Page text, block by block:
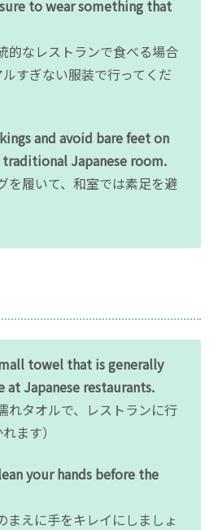
to wear something that
的なレストランで食べる場合
すぎない服装で行ってくだ
and avoid bare feet on
Japanese room.
を履いて、和室では素足を避
towel that is generally
Japanese restaurants.
れタオルで、レストランに行
ます）
your hands before the
まえに手をキレイにしましょ